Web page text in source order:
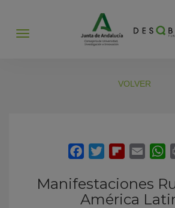
Abrir
VOLVER
Manifestaciones
América